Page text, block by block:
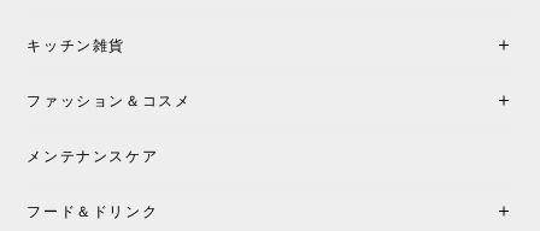
キッチン雑貨
ファッション＆コスメ
メンテナンスケア
フード＆ドリンク